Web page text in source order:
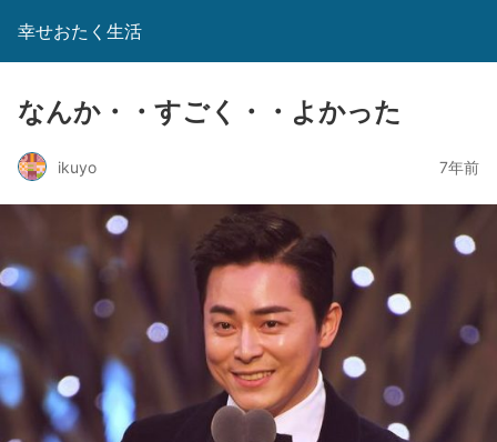
幸せおたく生活
なんか・・すごく・・よかった
ikuyo 7年前